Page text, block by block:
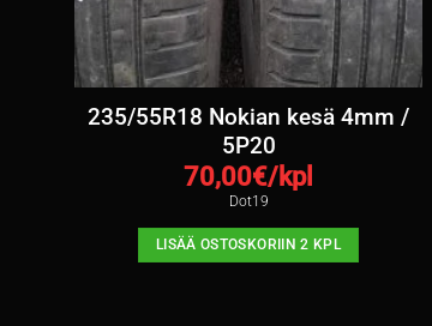
235/55R18 Nokian kesä 4mm /
5P20
70,00€/kpl
Dot19
LISÄÄ OSTOSKORIIN 2 KPL